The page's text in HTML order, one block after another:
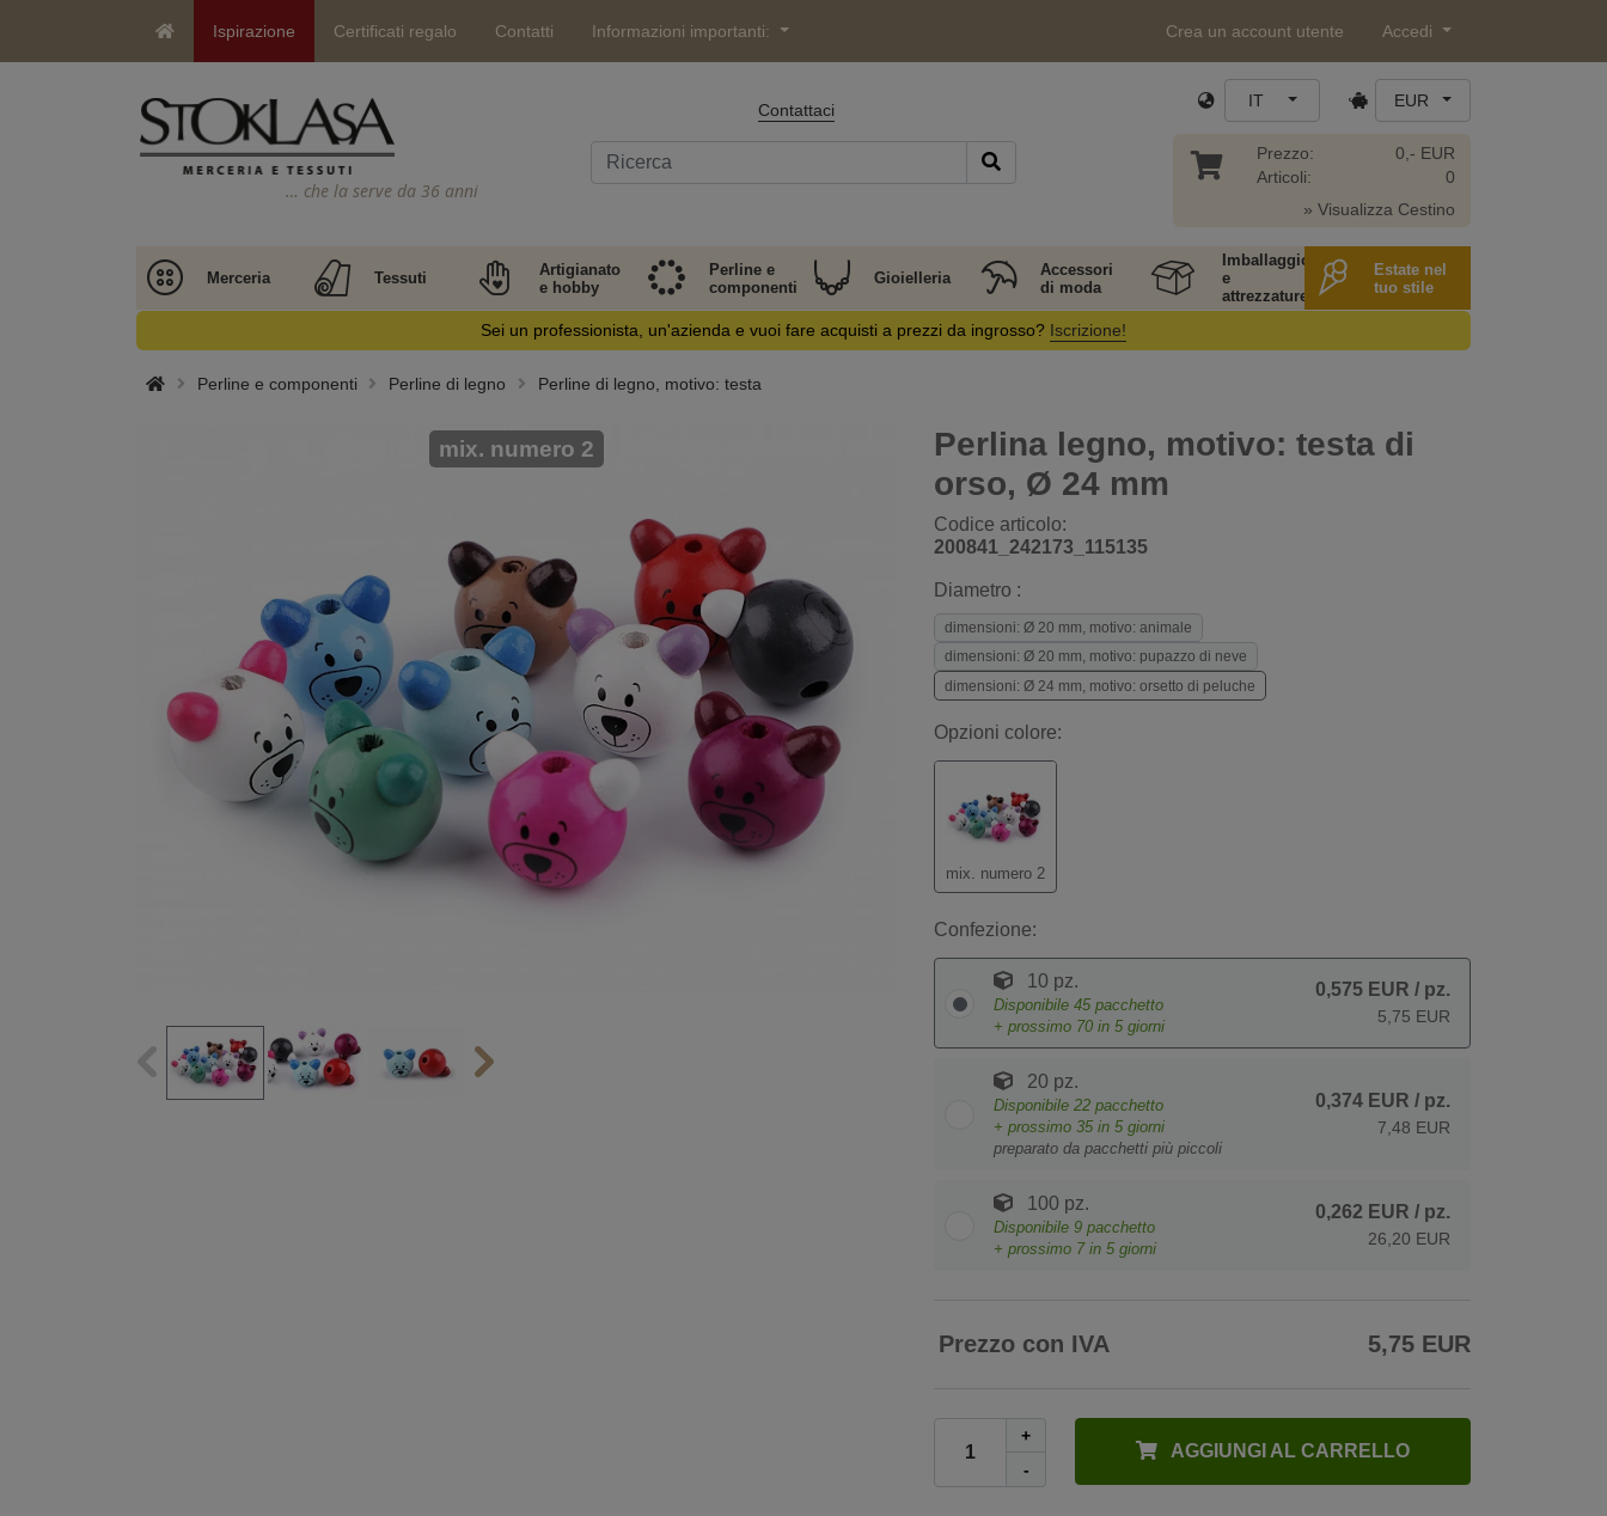
Ispirazione Certificati regalo Contatti Informazioni importanti: Crea un account utente Accedi
… che la serve da 36 anni
Contattaci IT EUR
Prezzo:
Articoli:
0,- EUR
0
» Visualizza Cestino
Merceria Tessuti
Artigianato
e hobby
Perline e
componenti
Gioielleria
Accessori
di moda
Imballaggio
e
attrezzature
Estate nel
tuo stile
Sei un professionista, un'azienda e vuoi fare acquisti a prezzi da ingrosso? Iscrizione!
Perline e componenti Perline di legno Perline di legno, motivo: testa
Perlina legno, motivo: testa di
orso, Ø 24 mm
Codice articolo:
200841_242173_115135
mix. numero 2
Diametro :
dimensioni: Ø 20 mm, motivo: animale
dimensioni: Ø 20 mm, motivo: pupazzo di neve
dimensioni: Ø 24 mm, motivo: orsetto di peluche
Opzioni colore:
mix. numero 2
Confezione:
10 pz.
Disponibile 45 pacchetto
+ prossimo 70 in 5 giorni
0,575 EUR / pz.
5,75 EUR
20 pz.
Disponibile 22 pacchetto
+ prossimo 35 in 5 giorni
preparato da pacchetti più piccoli
0,374 EUR / pz.
7,48 EUR
100 pz.
Disponibile 9 pacchetto
+ prossimo 7in 5 giorni
0,262 EUR / pz.
26,20 EUR
Prezzo con IVA 5,75 EUR
+
-
AGGIUNGI AL CARRELLO